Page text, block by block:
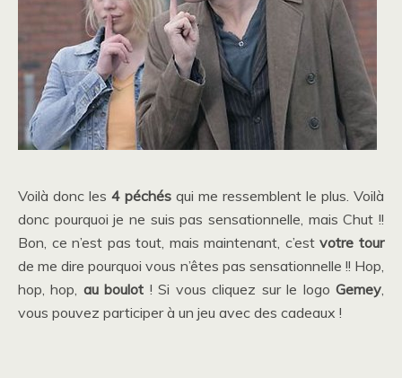
Voilà donc les 4 péchés qui me ressemblent le plus. Voilà
donc pourquoi je ne suis pas sensationnelle, mais Chut !!
Bon, ce n’est pas tout, mais maintenant, c’estvotre tour
de me dire pourquoi vous n’êtes pas sensationnelle !! Hop,
hop, hop, au boulot ! Si vous cliquez sur le logoGemey
vous pouvez participer à un jeu avec des cadeaux !